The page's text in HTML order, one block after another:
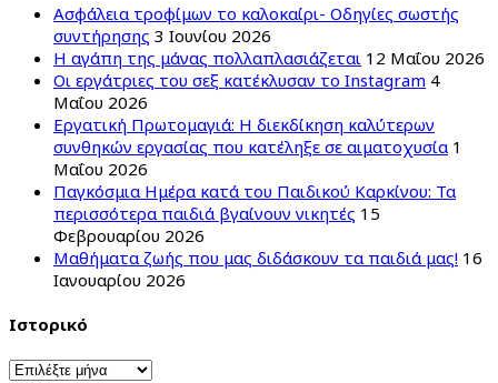
Ασφάλεια τροφίμων το καλοκαίρι- Οδηγίες σωστής
συντήρησης 3 Ιουνίου 2026
Η αγάπη της μάνας πολλαπλασιάζεται 12 Μαΐου 2026
Οι εργάτριες του σεξ κατέκλυσαν το Instagram 4
Μαΐου 2026
Εργατική Πρωτομαγιά: Η διεκδίκηση καλύτερων
συνθηκών εργασίας που κατέληξε σε αιματοχυσία 1
Μαΐου 2026
Παγκόσμια Ημέρα κατά του Παιδικού Καρκίνου: Τα
περισσότερα παιδιά βγαίνουν νικητές 15
Φεβρουαρίου 2026
Μαθήματα ζωής που μας διδάσκουν τα παιδιά μας! 16
Ιανουαρίου 2026
Ιστορικό
Ιστορικό